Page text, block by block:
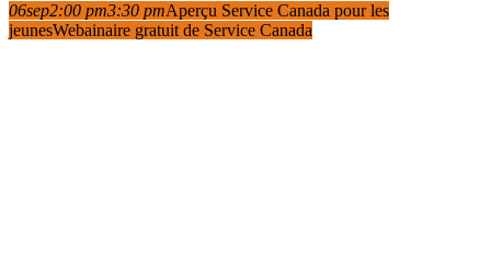
06sep2:00 pm3:30 pmAperçu Service Canada pour les
jeunesWebainaire gratuit de Service Canada